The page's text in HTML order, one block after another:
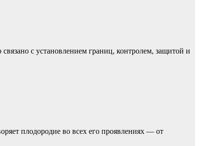
с установлением границ, контролем, защитой и
плодородие во всех его проявлениях — от